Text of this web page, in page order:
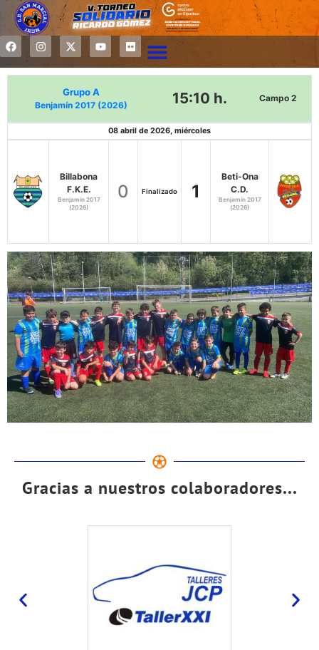
Grupo A
Benjamín 2017 (2026) 15:10 h. Campo 2
08 abril de 2026, miércoles
Billabona
F.K.E.
Benjamín 2017
(2026)
0 Finalizado 1
Beti-Ona
C.D.
Benjamín 2017
(2026)
Gracias a nuestros colaboradores...